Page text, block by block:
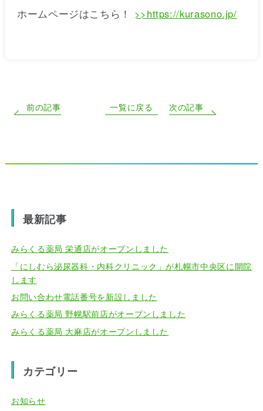
ホームページはこちら！ >>https://kurasono.jp/
前の記事 一覧に戻る 次の記事
最新記事
みらくる薬局 栄通店がオープンしました
「にしむら泌尿器科・内科クリニック」が札幌市中央区に開院
します
お問い合わせ電話番号を新設しました
みらくる薬局 野幌駅前店がオープンしました
みらくる薬局 大麻店がオープンしました
カテゴリー
お知らせ